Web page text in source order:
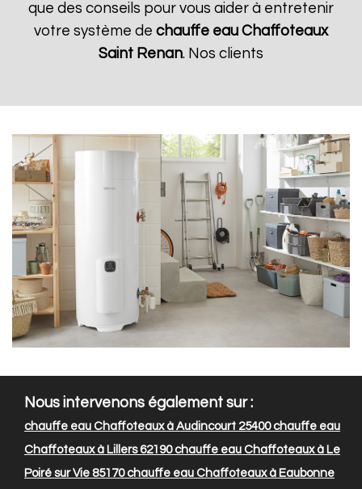
que des conseils pour vous aider à entretenir
votre système de chauffe eau Chaffoteaux
Saint Renan. Nos clients
Nous intervenons également sur :
chauffe eau Chaffoteaux à Audincourt 25400chauffe eau
Chaffoteaux à Lillers 62190chauffe eau Chaffoteaux à Le
Poiré sur Vie 85170chauffe eau Chaffoteaux à Eaubonne